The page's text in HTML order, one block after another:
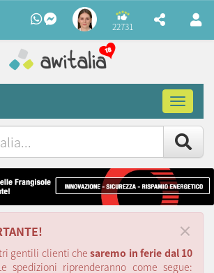
22731
Toggle
×
gentili clienti chesaremo in ferie dal 10
spedizioni riprenderanno come segue: